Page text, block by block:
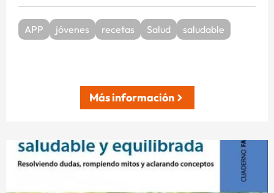
APP jóvenes recetas Salud saludable
Más información